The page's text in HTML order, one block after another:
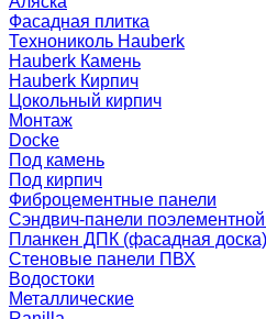
Фасадная плитка
Технониколь Hauberk
Hauberk Камень
Hauberk Кирпич
Цокольный кирпич
Монтаж
Docke
Под камень
Под кирпич
Фиброцементные панели
Сэндвич-панели поэлементной
Планкен ДПК (фасадная доска)
Стеновые панели ПВХ
Водостоки
Металлические